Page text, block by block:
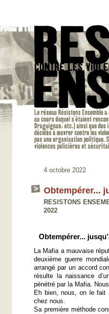
4 octobre 2022
Obtempérer...
RESISTONS
2022
Obtempérer...
La Mafia a mauvaise
deuxième guerre
arrangé par un accord
résulte la naissance
pénétré par la Mafia.
Eh bien, nous, on le
chez nous.
Sa première méthode